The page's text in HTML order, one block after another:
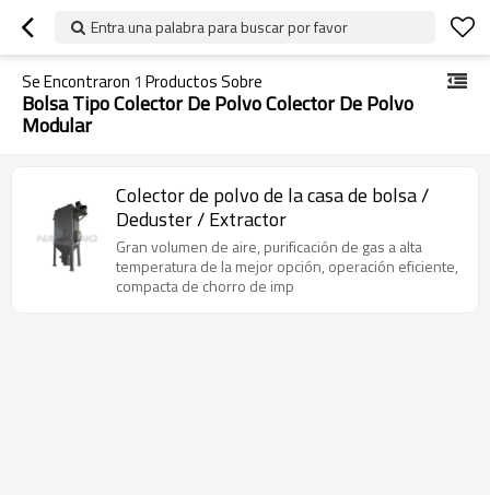
Entra una palabra para buscar por favor
Se Encontraron 1 Productos Sobre
Bolsa Tipo Colector De Polvo Colector De Polvo
Modular
Colector de polvo de la casa de bolsa /
Deduster / Extractor
Gran volumen de aire, purificación de gas a alta
temperatura de la mejor opción, operación eficiente,
compacta de chorro de imp